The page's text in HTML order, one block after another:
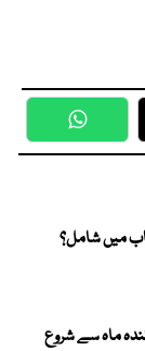
میں شامل؟
ماہ سے شروع